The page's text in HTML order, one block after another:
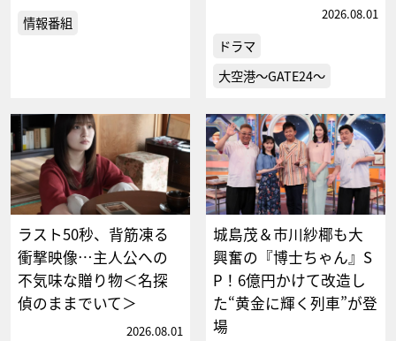
情報番組
2026.08.01
ドラマ
大空港～GATE24～
ラスト50秒、背筋凍る
衝撃映像…主人公への
不気味な贈り物＜名探
偵のままでいて＞
2026.08.01
城島茂＆市川紗椰も大
興奮の『博士ちゃん』S
P！6億円かけて改造し
た“黄金に輝く列車”が登
場